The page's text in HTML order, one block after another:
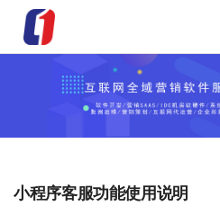
小程序客服功能使用说明